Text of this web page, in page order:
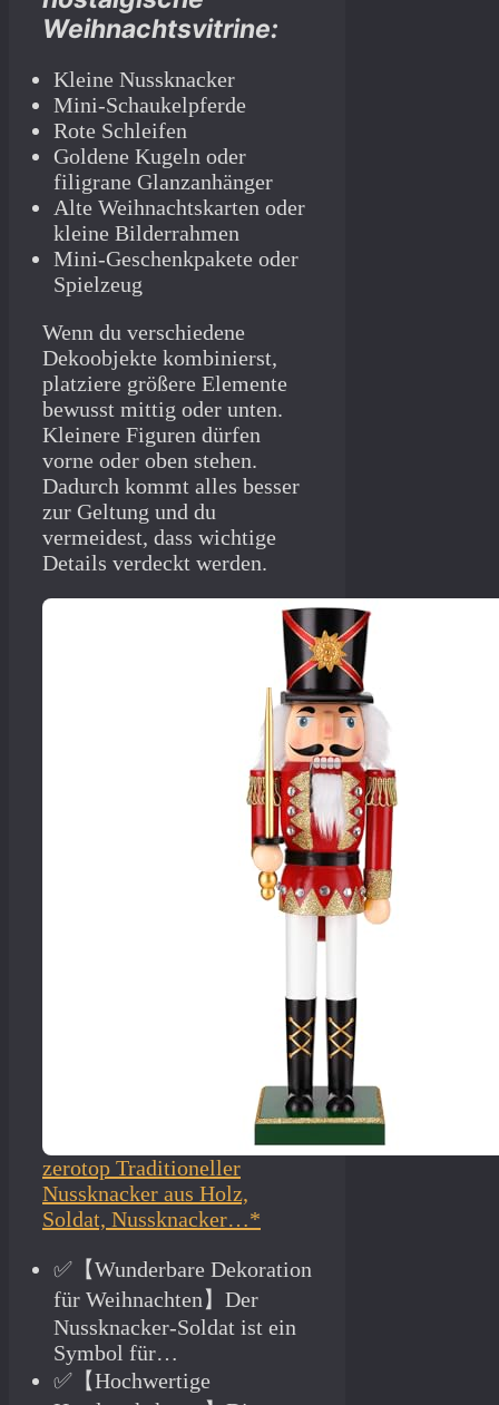
Weihnachtsvitrine:
Kleine Nussknacker
Mini-Schaukelpferde
Rote Schleifen
Goldene Kugeln oder
filigrane Glanzanhänger
Alte Weihnachtskarten oder
kleine Bilderrahmen
Mini-Geschenkpakete oder
Spielzeug
Wenn du verschiedene
Dekoobjekte kombinierst,
platziere größere Elemente
bewusst mittig oder unten.
Kleinere Figuren dürfen
vorne oder oben stehen.
Dadurch kommt alles besser
zur Geltung und du
vermeidest, dass wichtige
Details verdeckt werden.
zerotop Traditioneller
Nussknacker aus Holz,
Soldat, Nussknacker…*
✅【Wunderbare Dekoration
für Weihnachten】Der
Nussknacker-Soldat ist ein
Symbol für…
✅【Hochwertige